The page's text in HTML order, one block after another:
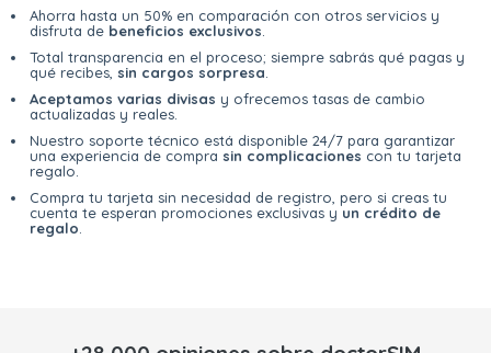
Ahorra hasta un 50% en comparación con otros servicios y
disfruta de beneficios exclusivos
Total transparencia en el proceso; siempre sabrás qué pagas y
qué recibes, sin cargos sorpresa
Aceptamos varias divisas y ofrecemos tasas de cambio
actualizadas y reales.
Nuestro soporte técnico está disponible 24/7 para garantizar
una experiencia de compra sin complicaciones con tu tarjeta
regalo.
Compra tu tarjeta sin necesidad de registro, pero si creas tu
cuenta te esperan promociones exclusivas y un crédito de
regalo